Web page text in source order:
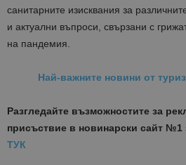
санитарните изисквания за
и актуални въпроси, свързани с
на пандемия.
Най-важните новини от
Разгледайте възможностите за
присъствие в новинарски сайт №1
ТУК